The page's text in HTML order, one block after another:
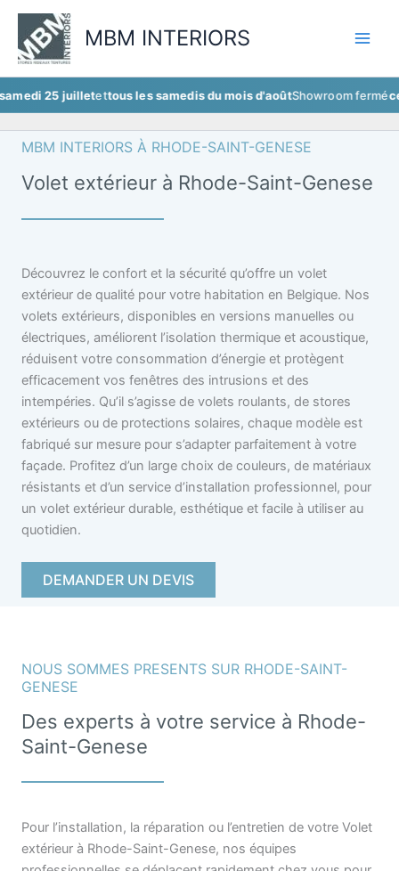
Aller
contenu
MBM INTERIORS
juillet ettous les samedis du mois d'aoûtShowroom ferméce samedi
MBM INTERIORS À RHODE-SAINT-GENESE
Volet extérieur à Rhode-Saint-Genese
Découvrez le confort et la sécurité qu’offre un volet
extérieur de qualité pour votre habitation en Belgique. Nos
volets extérieurs, disponibles en versions manuelles ou
électriques, améliorent l’isolation thermique et acoustique,
réduisent votre consommation d’énergie et protègent
efficacement vos fenêtres des intrusions et des
intempéries. Qu’il s’agisse de volets roulants, de stores
extérieurs ou de protections solaires, chaque modèle est
fabriqué sur mesure pour s’adapter parfaitement à votre
façade. Profitez d’un large choix de couleurs, de matériaux
résistants et d’un service d’installation professionnel, pour
un volet extérieur durable, esthétique et facile à utiliser au
quotidien.
DEMANDER UN DEVIS
NOUS SOMMES PRESENTS SUR RHODE-SAINT-
GENESE
Des experts à votre service à Rhode-
Saint-Genese
Pour l’installation, la réparation ou l’entretien de votre Volet
extérieur à Rhode-Saint-Genese, nos équipes